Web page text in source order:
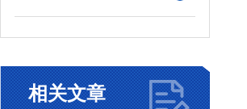
相关文章